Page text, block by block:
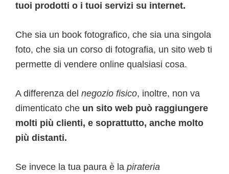
tuoi prodotti o i tuoi servizi su internet.
Che sia un book fotografico, che sia una singola
foto, che sia un corso di fotografia, un sito web ti
permette di vendere online qualsiasi cosa.
A differenza del negozio fisico, inoltre, non va
dimenticato che un sito web può raggiungere
molti più clienti, e soprattutto, anche molto
più distanti.
Se invece la tua paura è la pirateria